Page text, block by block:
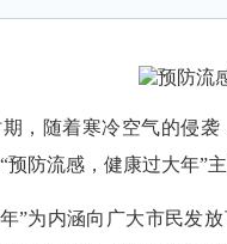
随着寒冷空气的侵袭
防流感，健康过大年”主
内涵向广大市民发